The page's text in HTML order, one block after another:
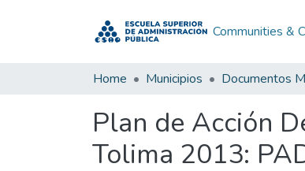
Communities &
Home Municipios Documentos
Plan de Acción
Tolima 2013: